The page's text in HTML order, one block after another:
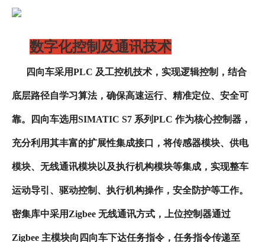
数字化控制及通讯技术
四向车采用PLC 及工控机技术，实现逻辑控制，结合
底层路径自学习算法，确保高速运行、精准定位、安全可
靠。四向车选用SIMATIC S7 系列PLC 作为核心控制器，
充分利用其丰富的扩展性集成接口，将传感器模块、供电
模块、无线通讯模块以及执行机构模块等集成，实现整车
运动导引、驱动控制、执行机构操作，安全防护等工作。
密集库中采用Zigbee 无线通讯方式，上位控制器通过
Zigbee 主模块向四向车下达任务指令，任务指令传递至